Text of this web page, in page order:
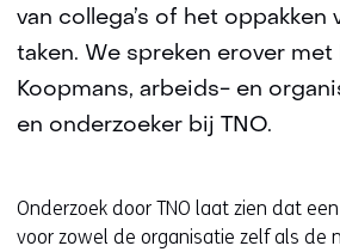
van collega’s of het oppakken
taken. We spreken erover met
Koopmans, arbeids- en
en onderzoeker bij TNO.
Onderzoek door TNO laat zien dat
voor zowel de organisatie zelf als de